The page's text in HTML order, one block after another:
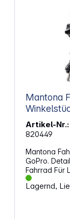
Mantona
Artikel-Nr.:
820449
Mantona
GoPro. Details: Zur Befestigung der
Fahrrad Für Lenker und Rohre bis max 4 cm
Durchmesser Inklusive verstellbarem Winkelstück
für die optimale
Lagernd,